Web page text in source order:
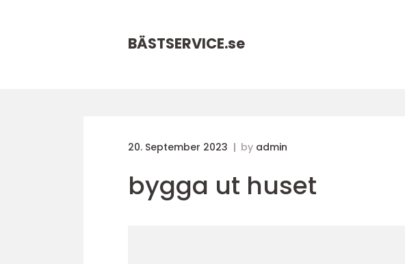
BÄSTSERVICE.se
20. September 2023 by admin
bygga ut huset